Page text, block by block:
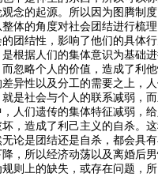
观念的起源。所以因为图腾制
整体的角度对社会团结进行梳
的团结性，影响了他们的具体
是根据人们的集体意识为基础
而忽略个人的价值，造成了利
差异性以及分工的需要之上，
就是社会与个人的联系减弱，
，人们遗传的集体特征减弱，
坏，造成了利己主义的自杀。
无论是团结还是自杀，都会具
降，所以经济动荡以及离婚后
规则上的缺失，或存在问题，